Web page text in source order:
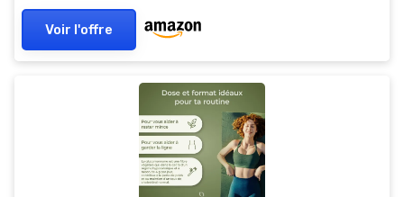
Voir l'offre